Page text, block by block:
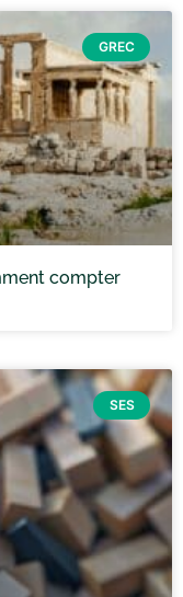
GREC
compter
SES